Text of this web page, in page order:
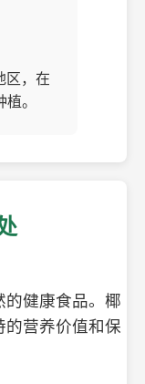
区，在
。
健康食品。椰
营养价值和保